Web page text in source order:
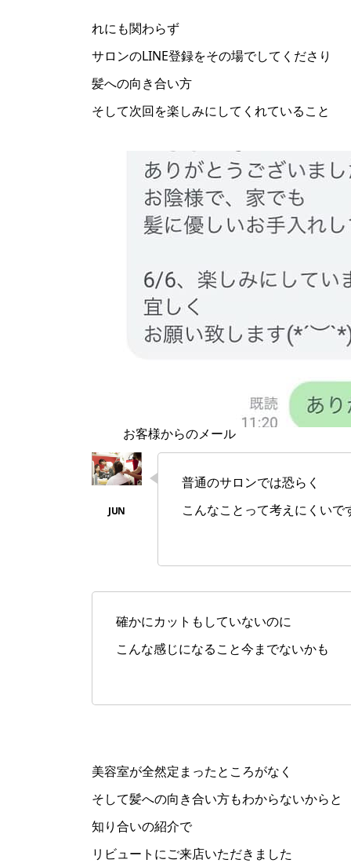
れにも関わらず
サロンのLINE登録をその場でしてくださり
髪への向き合い方
そして次回を楽しみにしてくれていること
お客様からのメール
普通のサロンでは恐らく
こんなことって考えにくいで
確かにカットもしていないのに
こんな感じになること今までないかも
美容室が全然定まったところがなく
そして髪への向き合い方もわからないからと
知り合いの紹介で
リビュートにご来店いただきました